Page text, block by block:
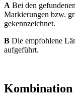
A Bei den
Markierungen bzw.
gekennzeichnet.
B Die empfohlene
aufgeführt.